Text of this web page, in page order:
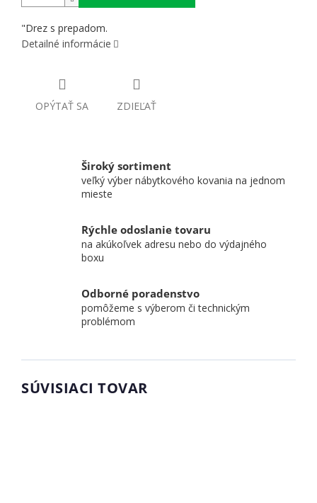
"Drez s prepadom.
Detailné informácie
OPÝTAŤ SA ZDIEĽAŤ
Široký sortiment
veľký výber nábytkového kovania na jednom
mieste
Rýchle odoslanie tovaru
na akúkoľvek adresu nebo do výdajného
boxu
Odborné poradenstvo
pomôžeme s výberom či technickým
problémom
SÚVISIACI TOVAR